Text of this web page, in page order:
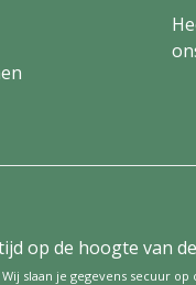
op de hoogte van
Wij slaan je gegevens secuur